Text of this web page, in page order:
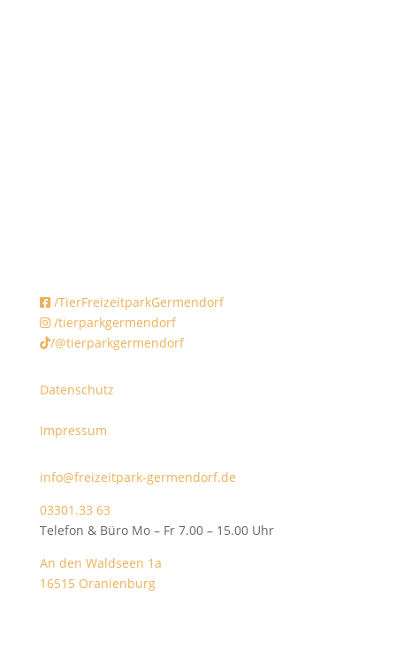
/TierFreizeitparkGermendorf
/tierparkgermendorf
/@tierparkgermendorf
Datenschutz
Impressum
info@freizeitpark-germendorf.de
03301.33 63
Telefon & Büro Mo – Fr 7.00 – 15.00 Uhr
An den Waldseen 1a
16515 Oranienburg